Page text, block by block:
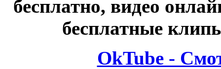
бесплатно, видео
бесплатные
OkTube -